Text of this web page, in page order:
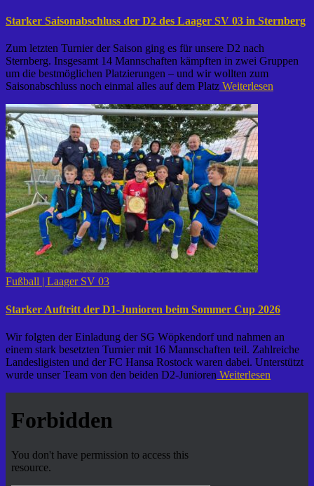
Starker Saisonabschluss der D2 des Laager SV 03 in Sternberg
Zum letzten Turnier der Saison ging es für unsere D2 nach
Sternberg. Insgesamt 14 Mannschaften kämpften in zwei Gruppen
um die bestmöglichen Platzierungen – und wir wollten zum
Saisonabschluss noch einmal alles auf dem Platz Weiterlesen
Fußball | Laager SV 03
Starker Auftritt der D1-Junioren beim Sommer Cup 2026
Wir folgten der Einladung der SG Wöpkendorf und nahmen an
einem stark besetzten Turnier mit 16 Mannschaften teil. Zahlreiche
Landesligisten und der FC Hansa Rostock waren dabei. Unterstützt
wurde unser Team von den beiden D2-Junioren Weiterlesen